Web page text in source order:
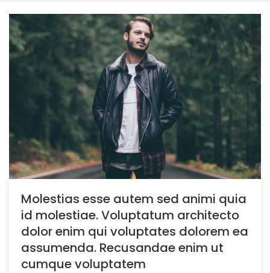
Molestias esse autem sed animi quia
id molestiae. Voluptatum architecto
dolor enim qui voluptates dolorem ea
assumenda. Recusandae enim ut
cumque voluptatem